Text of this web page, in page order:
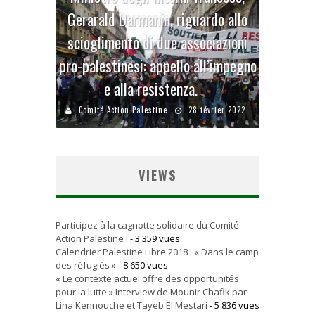
Gerarald Darmanin, riguardo allo
scioglimento di due associazioni
pro-palestinesi: appello all’impegno
e alla resistenza.
Comité Action Palestine 28 février 2022
VIEWS
Participez à la cagnotte solidaire du Comité
Action Palestine ! - 3 359 vues
Calendrier Palestine Libre 2018 : « Dans le camp
des réfugiés »- 8 650 vues
« Le contexte actuel offre des opportunités
pour la lutte » Interview de Mounir Chafik par
Lina Kennouche et Tayeb El Mestari - 5 836 vues